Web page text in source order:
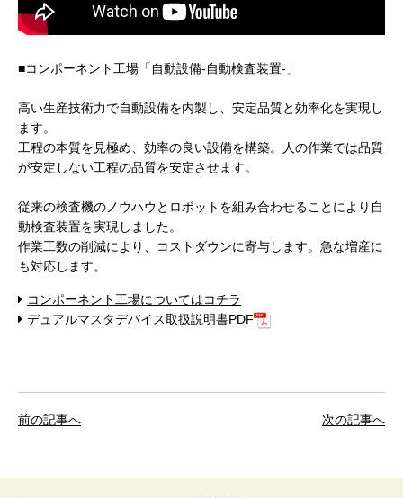
■コンポーネント工場「自動設備-自動検査装置-」
高い生産技術力で自動設備を内製し、安定品質と効率化を実現し
ます。
工程の本質を見極め、効率の良い設備を構築。人の作業では品質
が安定しない工程の品質を安定させます。
従来の検査機のノウハウとロボットを組み合わせることにより自
動検査装置を実現しました。
作業工数の削減により、コストダウンに寄与します。急な増産に
も対応します。
コンポーネント工場についてはコチラ
デュアルマスタデバイス取扱説明書PDF
前の記事へ 次の記事へ